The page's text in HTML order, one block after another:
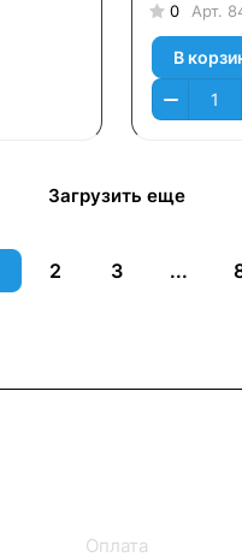
0 Арт.
В
Загрузить еще
2 3 ...
Оплата